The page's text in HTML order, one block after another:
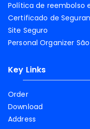
Política de reembolso
Certificado de
Site Seguro
Personal Organizer
Key Links
Order
Download
Address